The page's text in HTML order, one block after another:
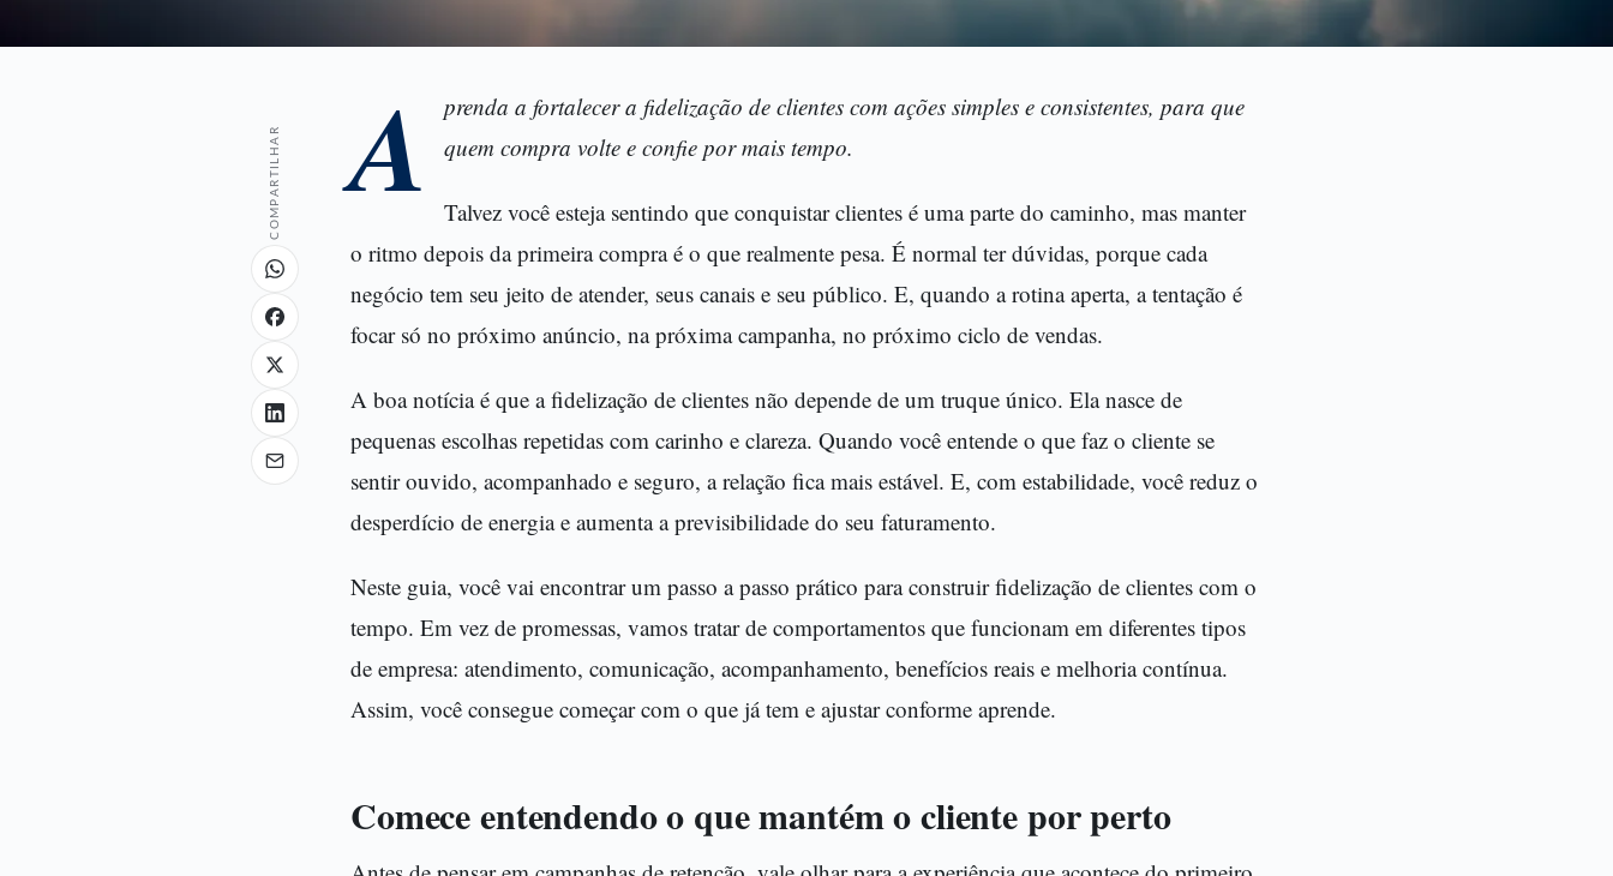
COMPARTILHAR A
prenda a fortalecer a fidelização de clientes com ações simples e consistentes, para que
quem compra volte e confie por mais tempo.
Talvez você esteja sentindo que conquistar clientes é uma parte do caminho, mas manter
o ritmo depois da primeira compra é o que realmente pesa. É normal ter dúvidas, porque cada
negócio tem seu jeito de atender, seus canais e seu público. E, quando a rotina aperta, a tentação é
focar só no próximo anúncio, na próxima campanha, no próximo ciclo de vendas.
A boa notícia é que a fidelização de clientes não depende de um truque único. Ela nasce de
pequenas escolhas repetidas com carinho e clareza. Quando você entende o que faz o cliente se
sentir ouvido, acompanhado e seguro, a relação fica mais estável. E, com estabilidade, você reduz o
desperdício de energia e aumenta a previsibilidade do seu faturamento.
Neste guia, você vai encontrar um passo a passo prático para construir fidelização de clientes com o
tempo. Em vez de promessas, vamos tratar de comportamentos que funcionam em diferentes tipos
de empresa: atendimento, comunicação, acompanhamento, benefícios reais e melhoria contínua.
Assim, você consegue começar com o que já tem e ajustar conforme aprende.
Comece entendendo o que mantém o cliente por perto